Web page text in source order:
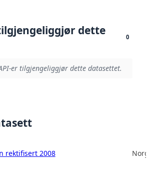
dette
0
er tilgjengeliggjør dette datasettet.
rektifisert 2008